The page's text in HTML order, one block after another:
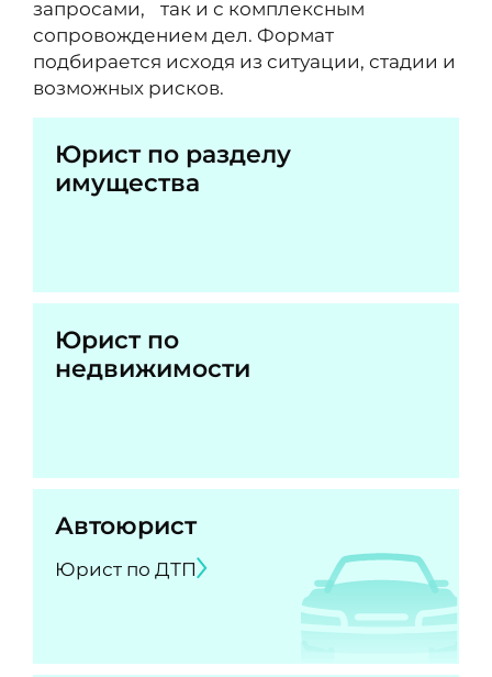
запросами, так и с комплексным
сопровождением дел. Формат
подбирается исходя из ситуации, стадии и
возможных рисков.
Юрист по разделу
имущества
Юрист по
недвижимости
Автоюрист
Юрист по ДТП